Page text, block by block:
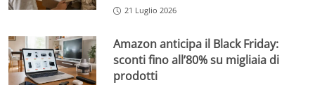
21 Luglio 2026
Amazon anticipa il Black Friday:
sconti fino all’80% su migliaia di
prodotti